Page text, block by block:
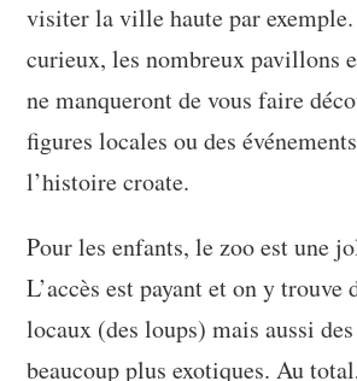
visiter la ville haute par
curieux, les nombreux pavillons
ne manqueront de vous faire
figures locales ou des
l’histoire croate.
Pour les enfants, le zoo est une
L’accès est payant et on y trouve
locaux (des loups) mais aussi
beaucoup plus exotiques. Au